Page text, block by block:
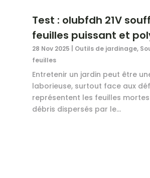
Test : olubfdh 21V
feuilles puissant et
28 Nov 2025 Outils de jardinage,
feuilles
Entretenir un jardin peut être
laborieuse, surtout face aux
représentent les feuilles
débris dispersés par le...